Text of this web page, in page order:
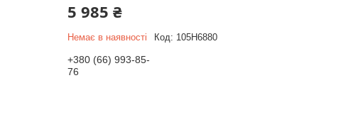
5 985 ₴
Немає в наявності Код: 105H6880
+380 (66) 993-85-
76